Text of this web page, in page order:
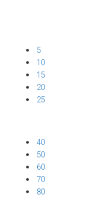
5
10
15
20
25
40
50
60
70
80